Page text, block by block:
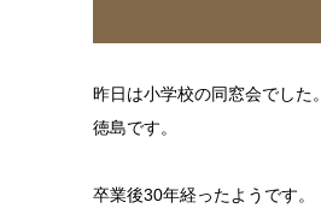
昨日は小学校の同窓会でした。
徳島です。
卒業後30年経ったようです。